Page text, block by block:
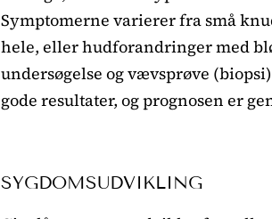
Symptomerne varierer fra små
hele, eller hudforandringer med
undersøgelse og vævsprøve
gode resultater, og prognosen er
SYGDOMSUDVIKLING